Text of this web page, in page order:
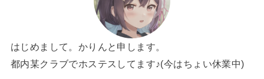
はじめまして。かりんと申します。
都内某クラブでホステスしてます♪(今はちょい休業中)